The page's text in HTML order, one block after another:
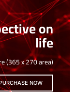
on
life
(365 x 270 area)
NOW